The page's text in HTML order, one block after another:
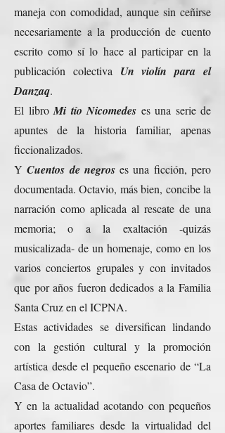
maneja con comodidad, aunque sin ceñirse
necesariamente a la producción de cuento
escrito como sí lo hace al participar en la
publicación colectiva Un violín para el
Danzaq.
El libro Mi tío Nicomedes es una serie de
apuntes de la historia familiar, apenas
ficcionalizados.
YCuentos de negroses una ficción, pero
documentada. Octavio, más bien, concibe la
narración como aplicada al rescate de una
memoria; o a la exaltación -quizás
musicalizada- de un homenaje, como en los
varios conciertos grupales y con invitados
que por años fueron dedicados a la Familia
Santa Cruz en el ICPNA.
Estas actividades se diversifican lindando
con la gestión cultural y la promoción
artística desde el pequeño escenario de “La
Casa de Octavio”.
Y en la actualidad acotando con pequeños
aportes familiares desde la virtualidad del